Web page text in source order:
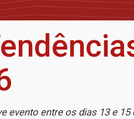
evento entre os dias 13 e 15